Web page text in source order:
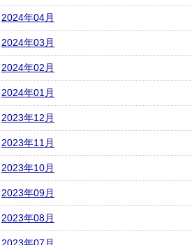
2024年04月
2024年03月
2024年02月
2024年01月
2023年12月
2023年11月
2023年10月
2023年09月
2023年08月